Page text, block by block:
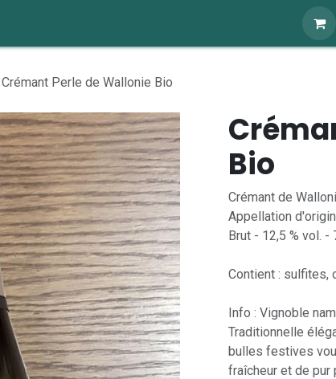
Crémant Perle de Wallonie Bio
Bio
Crémant de
Appellation
Brut - 12,5 % vol. -
Contient : sulfites,
Info : Vignoble
Traditionnelle
bulles festives
fraîcheur et de pur